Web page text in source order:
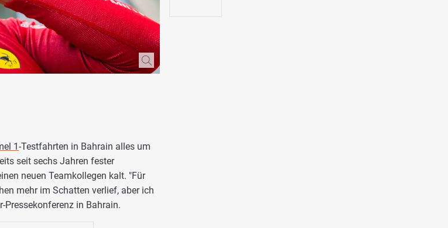
1-Testfahrten in Bahrain alles um
seit sechs Jahren fester
neuen Teamkollegen kalt. "Für
mehr im Schatten verlief, aber ich
Pressekonferenz in Bahrain.